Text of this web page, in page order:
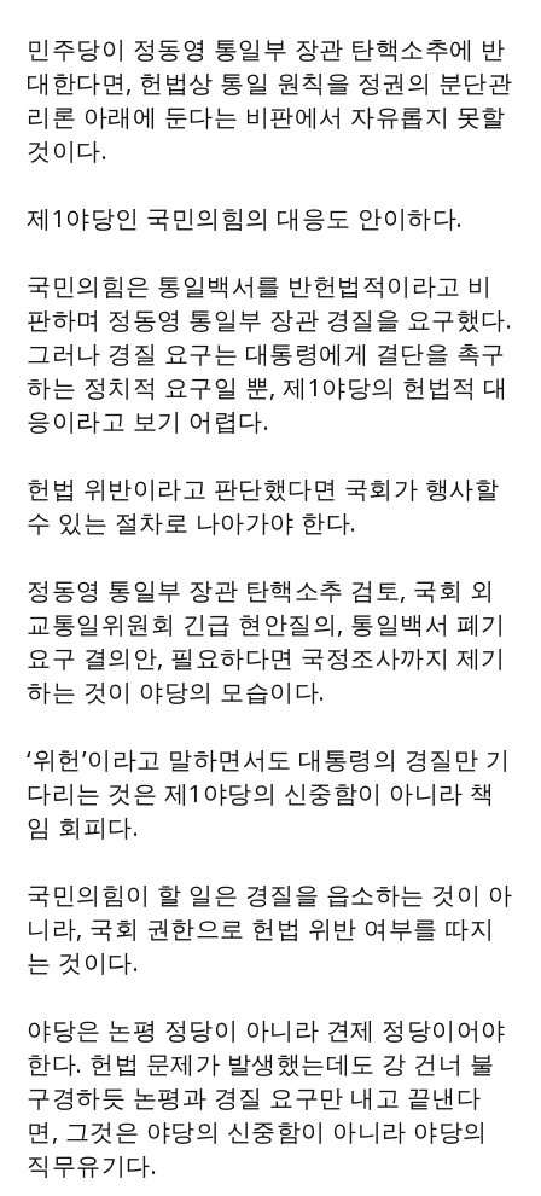
민주당이 정동영 통일부 장관 탄핵소추에 반
대한다면, 헌법상 통일 원칙을 정권의 분단관
리론 아래에 둔다는 비판에서 자유롭지 못할
것이다.
제1야당인 국민의힘의 대응도 안이하다.
국민의힘은 통일백서를 반헌법적이라고 비
판하며 정동영 통일부 장관 경질을 요구했다.
그러나 경질 요구는 대통령에게 결단을 촉구
하는 정치적 요구일 뿐, 제1야당의 헌법적 대
응이라고 보기 어렵다.
헌법 위반이라고 판단했다면 국회가 행사할
수 있는 절차로 나아가야 한다.
정동영 통일부 장관 탄핵소추 검토, 국회 외
교통일위원회 긴급 현안질의, 통일백서 폐기
요구 결의안, 필요하다면 국정조사까지 제기
하는 것이 야당의 모습이다.
‘위헌’이라고 말하면서도 대통령의 경질만 기
다리는 것은 제1야당의 신중함이 아니라 책
임 회피다.
국민의힘이 할 일은 경질을 읍소하는 것이 아
니라, 국회 권한으로 헌법 위반 여부를 따지
는 것이다.
야당은 논평 정당이 아니라 견제 정당이어야
한다. 헌법 문제가 발생했는데도 강 건너 불
구경하듯 논평과 경질 요구만 내고 끝낸다
면, 그것은 야당의 신중함이 아니라 야당의
직무유기다.